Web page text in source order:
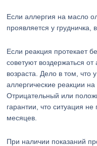
Если аллергия на масло
проявляется у грудничка,
Если реакция протекает
советуют воздержаться
возраста. Дело в том, что
аллергические реакции
Отрицательный или
гарантии, что ситуация
месяцев.
При наличии показаний